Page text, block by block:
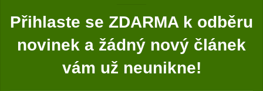
Přihlaste se ZDARMA k odběru
novinek a žádný nový článek
vám už neunikne!